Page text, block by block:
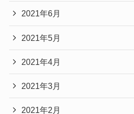
2021年6月
2021年5月
2021年4月
2021年3月
2021年2月